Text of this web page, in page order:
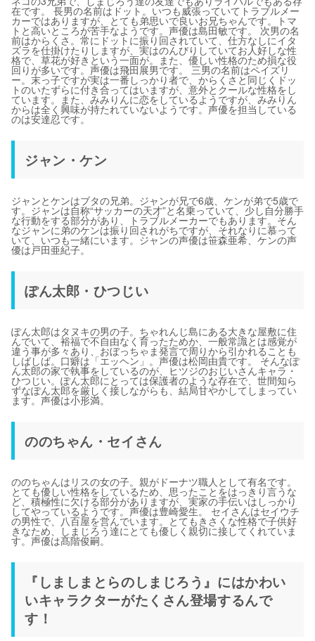
在です。 長男の名前はドット。いつも威張っていてトラブルメー
カーではありますが、とても弟思いで良いお兄ちゃんです。トマ
トと高いところが苦手なようです。声優は島田敏です。 次男の名
前はからくさ。常にドットに振り回されていて、仕方なしにイタ
ズラを仕掛けたりしますが、実はのんびりしていてお人好しな性
格で、草花が好きという一面が。また、優しい性格のため損な役
回りが多いです。声優は飛田展男です。 三男の名前はペイズリ
ー。末っ子ですが実は一番しっかり者で、からくさと同じくドッ
トのいたずらに付き合ってはいますが、意外とクールな性格をし
ています。また、みみりんに恋をしているようですが、みみりん
からは全く興味が持たれていないようです。声優を担当している
のは安達忍です。
ジャン・ケン
ジャンとケンはブタの兄弟。ジャンが兄で6歳、ケンが弟で5歳で
す。ジャンは自称“サッカーの天才”と名乗っていて、少し自分勝手
な行動をする部分があり、トラブルメーカーでもあります。そん
なジャンに弟のケンは振り回されがちですが、それなりに慕って
いて、いつも一緒にいます。ジャンの声優は笹森亜希、ケンの声
優は戸田亜紀子。
ぽん太郎・ひつじい
ぽん太郎はタヌキの男の子。ちゃれんじ島にある大きな屋敷に住
んでいて、裕福で不自由なく育ったためか、一般常識とは感覚が
違う事が多々あり、おぼっちゃま発言で周りから引かれることも
しばしば。口癖は「エッヘン」。声優は松岡由貴です。 そんなぽ
ん太郎の家で執事をしているのが、ヒツジのおじいさんキャラ・
ひつじい。ぽん太郎にとっては保護者のような存在で、世間知ら
ずなぽん太郎を厳しく接しながらも、結局甘やかしてしまってい
ます。声優は小形満。
ののちゃん・セイさん
ののちゃんはリスの女の子。親がドーナツ職人として有名です。
とても優しい性格をしているため、思ったことをはっきり言うな
ど、積極性に欠ける部分がありますが、実家の手伝いはしっかり
してやっているようです。声優は豊崎愛生。 セイさんはセイウチ
の男性で、八百屋を営んでいます。とてもきさくな性格で子供好
きなため、しまじろう達にとても優しく親切に接してくれていま
す。声優は髙階俊嗣。
『しましまとらのしまじろう』にはかわい
いキャラクターがたくさん登場するんで
す！